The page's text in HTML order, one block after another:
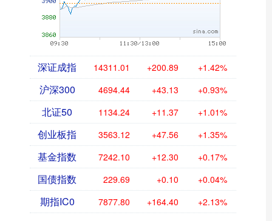
深证成指 14311.01 +200.89 +1.42%
沪深300 4694.44 +43.13 +0.93%
北证50 1134.24 +11.37 +1.01%
创业板指 3563.12 +47.56 +1.35%
基金指数 7242.10 +12.30 +0.17%
国债指数 229.69 +0.10 +0.04%
期指IC0 7877.80 +164.40 +2.13%